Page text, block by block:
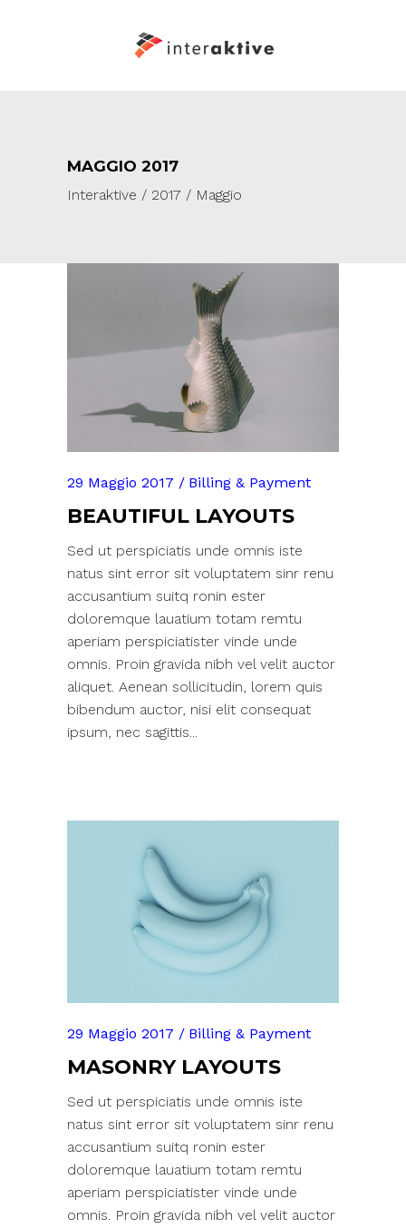
MAGGIO 2017
Interaktive / 2017 / Maggio
29 Maggio 2017 Billing & Payment
BEAUTIFUL LAYOUTS
Sed ut perspiciatis unde omnis iste
natus sint error sit voluptatem sinr renu
accusantium suitq ronin ester
doloremque lauatium totam remtu
aperiam perspiciatister vinde unde
omnis. Proin gravida nibh vel velit auctor
aliquet. Aenean sollicitudin, lorem quis
bibendum auctor, nisi elit consequat
ipsum, nec sagittis...
29 Maggio 2017 Billing & Payment
MASONRY LAYOUTS
Sed ut perspiciatis unde omnis iste
natus sint error sit voluptatem sinr renu
accusantium suitq ronin ester
doloremque lauatium totam remtu
aperiam perspiciatister vinde unde
omnis. Proin gravida nibh vel velit auctor